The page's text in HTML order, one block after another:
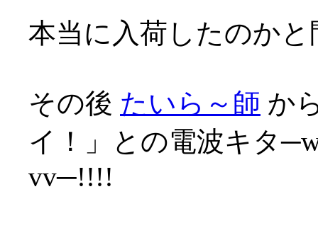
本当に入荷したのか
その後 たいら～師 か
イ！」との電波キタ
vv─!!!!